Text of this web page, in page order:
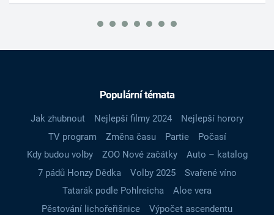
Populární témata
Jak zhubnout Nejlepší filmy 2024
Nejlepší horory
TV program
Změna času Partie
Počasí
Kdy budou volby
ZOO Nové začátky
Auto – katalog
7 pádů Honzy Dědka
Volby 2025
Svařené víno
Tatarák podle Pohlreicha
Aloe vera
Pěstování lichořeřišnice
Výpočet ascendentu